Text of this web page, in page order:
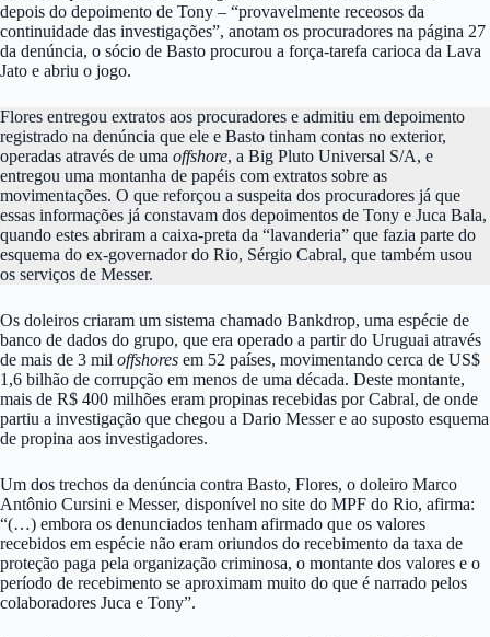
depois do depoimento de Tony – “provavelmente receosos da
continuidade das investigações”, anotam os procuradores na página 27
da denúncia, o sócio de Basto procurou a força-tarefa carioca da Lava
Jato e abriu o jogo.
Flores entregou extratos aos procuradores e admitiu em depoimento
registrado na denúncia que ele e Basto tinham contas no exterior,
operadas através de uma offshore, a Big Pluto Universal S/A, e
entregou uma montanha de papéis com extratos sobre as
movimentações. O que reforçou a suspeita dos procuradores já que
essas informações já constavam dos depoimentos de Tony e Juca Bala,
quando estes abriram a caixa-preta da “lavanderia” que fazia parte do
esquema do ex-governador do Rio, Sérgio Cabral, que também usou
os serviços de Messer.
Os doleiros criaram um sistema chamado Bankdrop, uma espécie de
banco de dados do grupo, que era operado a partir do Uruguai através
de mais de 3 mil offshores em 52 países, movimentando cerca de US$
1,6 bilhão de corrupção em menos de uma década. Deste montante,
mais de R$ 400 milhões eram propinas recebidas por Cabral, de onde
partiu a investigação que chegou a Dario Messer e ao suposto esquema
de propina aos investigadores.
Um dos trechos da denúncia contra Basto, Flores, o doleiro Marco
Antônio Cursini e Messer, disponível no site do MPF do Rio, afirma:
“(…) embora os denunciados tenham afirmado que os valores
recebidos em espécie não eram oriundos do recebimento da taxa de
proteção paga pela organização criminosa, o montante dos valores e o
período de recebimento se aproximam muito do que é narrado pelos
colaboradores Juca e Tony”.